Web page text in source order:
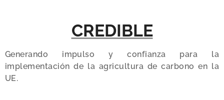
CREDIBLE
Generando impulso y confianza para la
implementación de la agricultura de carbono en la
UE.